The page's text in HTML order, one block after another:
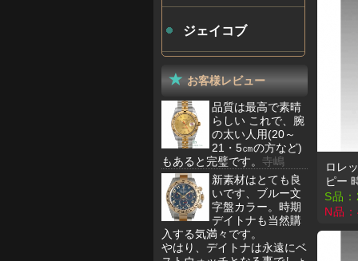
ロレ
ピー
S品：
N品：
ジェイコブ
お客様レビュー
品質は最高で素晴
らしい これで、腕
の太い人用(20～
21・5㎝の方など)
もあると完璧です。 寺嶋
新素材はとても良
いです、ブルー文
字盤カラー。時期
デイトナも当然購
入する気満々です。
やはり、デイトナは永遠にベ